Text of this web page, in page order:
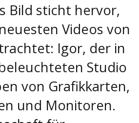
Bild sticht hervor,
Videos von
Igor, der in
Studio
von Grafikkarten,
und Monitoren.